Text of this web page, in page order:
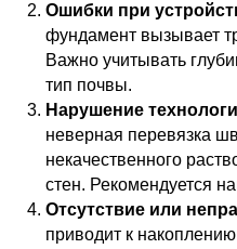
Ошибки при
фундамент вызывает
Важно учитывать
тип почвы.
Нарушение
неверная перевязка
некачественного
стен. Рекомендуется
Отсутствие или
приводит к